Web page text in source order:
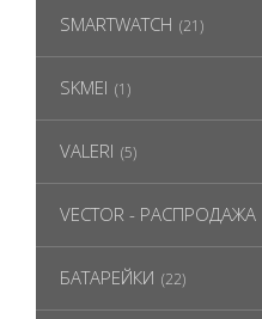
SMARTWATCH (21)
SKMEI (1)
VALERI (5)
VECTOR - РАСПРОДАЖА
БАТАРЕЙКИ (22)